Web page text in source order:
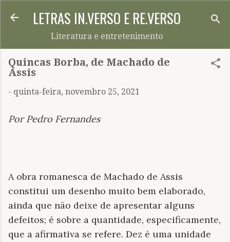
Pular para o conteúdo principal
LETRAS IN.VERSO E RE.VERSO
Literatura e entretenimento
Quincas Borba, de Machado de
Assis
- quinta-feira, novembro 25, 2021
Por Pedro Fernandes
A obra romanesca de Machado de Assis
constitui um desenho muito bem elaborado,
ainda que não deixe de apresentar alguns
defeitos; é sobre a quantidade, especificamente,
que a afirmativa se refere. Dez é uma unidade